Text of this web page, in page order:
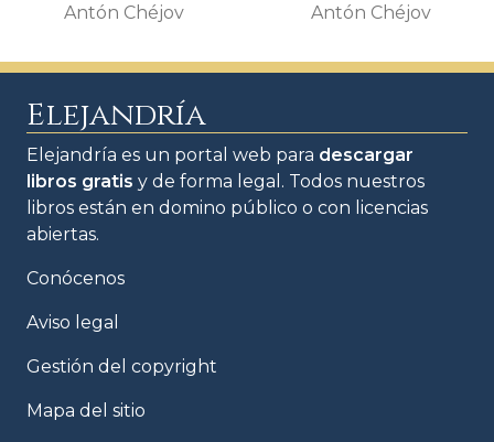
Antón Chéjov
Antón Chéjov
Elejandría
Elejandría es un portal web para descargar
libros gratis y de forma legal. Todos nuestros
libros están en domino público o con licencias
abiertas.
Conócenos
Aviso legal
Gestión del copyright
Mapa del sitio